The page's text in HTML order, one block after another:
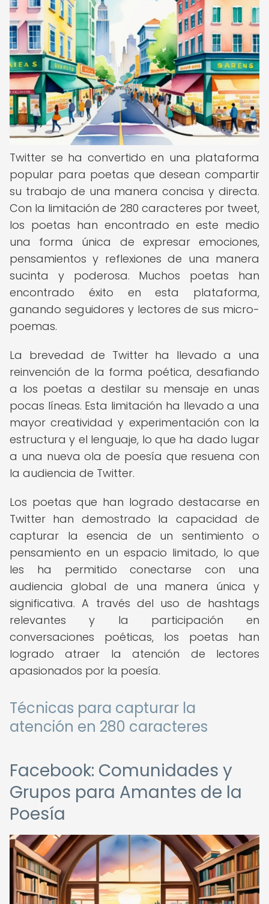
Twitter se ha convertido en una plataforma
popular para poetas que desean compartir
su trabajo de una manera concisa y directa.
Con la limitación de 280 caracteres por tweet,
los poetas han encontrado en este medio
una forma única de expresar emociones,
pensamientos y reflexiones de una manera
sucinta y poderosa. Muchos poetas han
encontrado éxito en esta plataforma,
ganando seguidores y lectores de sus micro-
poemas.
La brevedad de Twitter ha llevado a una
reinvención de la forma poética, desafiando
a los poetas a destilar su mensaje en unas
pocas líneas. Esta limitación ha llevado a una
mayor creatividad y experimentación con la
estructura y el lenguaje, lo que ha dado lugar
a una nueva ola de poesía que resuena con
la audiencia de Twitter.
Los poetas que han logrado destacarse en
Twitter han demostrado la capacidad de
capturar la esencia de un sentimiento o
pensamiento en un espacio limitado, lo que
les ha permitido conectarse con una
audiencia global de una manera única y
significativa. A través del uso de hashtags
relevantes y la participación en
conversaciones poéticas, los poetas han
logrado atraer la atención de lectores
apasionados por la poesía.
Técnicas para capturar la
atención en 280 caracteres
Facebook: Comunidades y
Grupos para Amantes de la
Poesía